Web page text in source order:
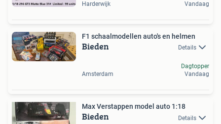
Harderwijk
Vandaag
F1 schaalmodellen auto's en helmen
Bieden Details
Amsterdam
Dagtopper
Vandaag
Max Verstappen model auto 1:18
Bieden Details